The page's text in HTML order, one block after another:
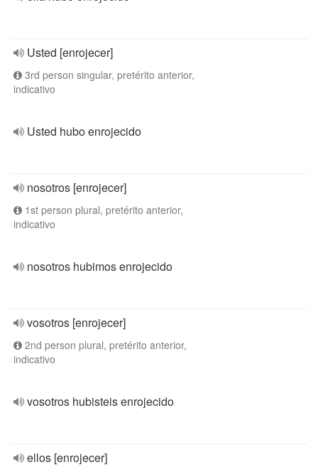
Usted [enrojecer]
3rd person singular, pretérito anterior,
indicativo
Usted hubo enrojecido
nosotros [enrojecer]
1st person plural, pretérito anterior,
indicativo
nosotros hubimos enrojecido
vosotros [enrojecer]
2nd person plural, pretérito anterior,
indicativo
vosotros hubisteis enrojecido
ellos [enrojecer]